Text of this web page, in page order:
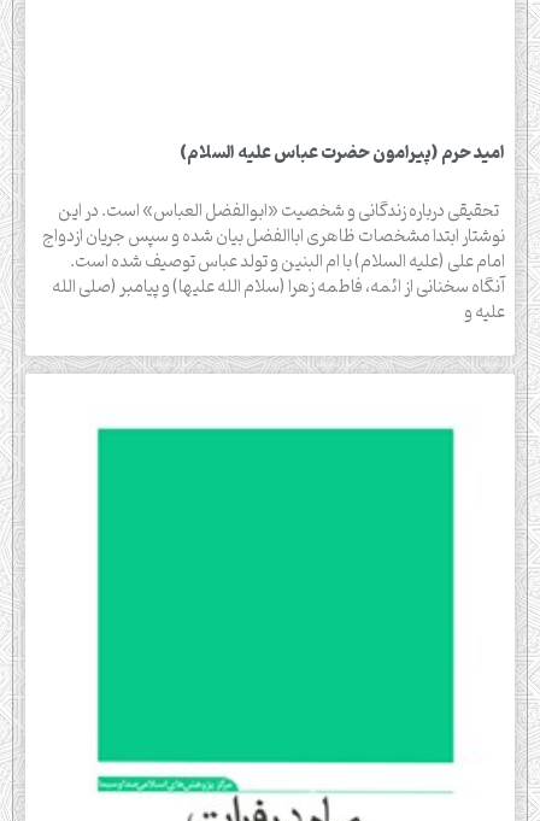
اميد حرم (پيرامون حضرت عباس عليه السلام)
تحقیقی درباره زندگانی و شخصیت «ابوالفضل العباس» است. در این
نوشتار ابتدا مشخصات ظاهری اباالفضل بیان شده و سپس جریان ازدواج
امام علی (علیه السلام) با ام البنین و تولد عباس توصیف شده است.
آنگاه سخنانی از ائمه، فاطمه زهرا (سلام الله علیها) و پیامبر (صلی الله
علیه و